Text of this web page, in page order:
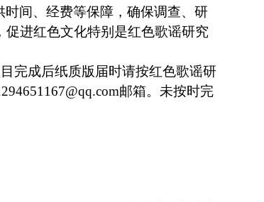
间、经费等保障，确保调查、研
进红色文化特别是红色歌谣研究
完成后纸质版届时请按红色歌谣研
邮箱。未按时完